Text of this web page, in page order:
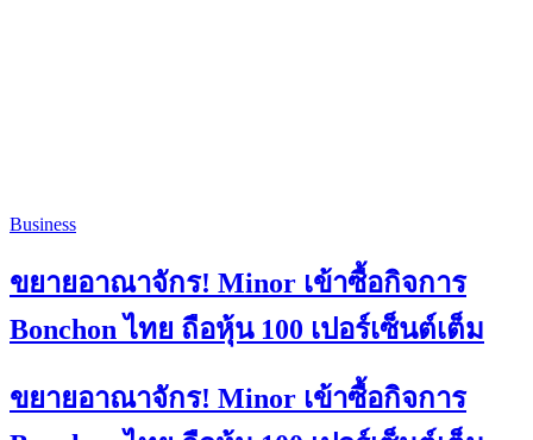
Business
ขยายอาณาจักร! Minor เข้าซื้อกิจการ
Bonchon ไทย ถือหุ้น 100 เปอร์เซ็นต์เต็ม
ขยายอาณาจักร! Minor เข้าซื้อกิจการ